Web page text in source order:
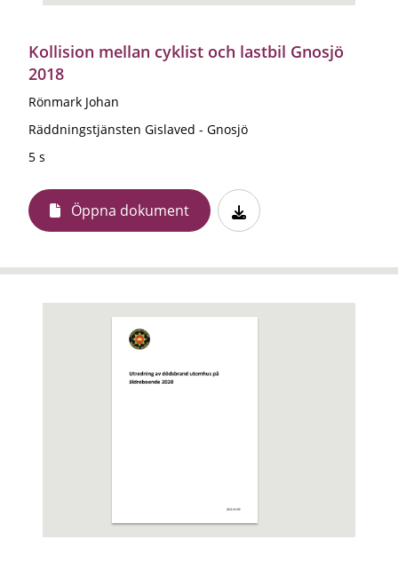
Kollision mellan cyklist och lastbil Gnosjö
2018
Rönmark Johan
Räddningstjänsten Gislaved - Gnosjö
5 s
Öppna dokument